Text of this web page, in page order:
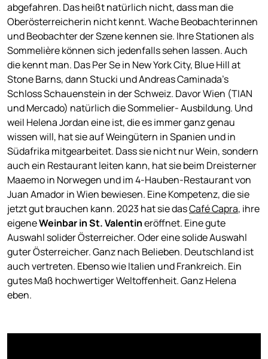
abgefahren. Das heißt natürlich nicht, dass man die
Oberösterreicherin nicht kennt. Wache Beobachterinnen
und Beobachter der Szene kennen sie. Ihre Stationen als
Sommelière können sich jedenfalls sehen lassen. Auch
die kennt man. Das Per Se in New York City, Blue Hill at
Stone Barns, dann Stucki und Andreas Caminada’s
Schloss Schauenstein in der Schweiz. Davor Wien (TIAN
und Mercado) natürlich die Sommelier- Ausbildung. Und
weil Helena Jordan eine ist, die es immer ganz genau
wissen will, hat sie auf Weingütern in Spanien und in
Südafrika mitgearbeitet. Dass sie nicht nur Wein, sondern
auch ein Restaurant leiten kann, hat sie beim Dreisterner
Maaemo in Norwegen und im 4-Hauben-Restaurant von
Juan Amador in Wien bewiesen. Eine Kompetenz, die sie
jetzt gut brauchen kann. 2023 hat sie dasCafé Capra, ihre
eigeneWeinbar in St. Valentineröffnet. Eine gute
Auswahl solider Österreicher. Oder eine solide Auswahl
guter Österreicher. Ganz nach Belieben. Deutschland ist
auch vertreten. Ebenso wie Italien und Frankreich. Ein
gutes Maß hochwertiger Weltoffenheit. Ganz Helena
eben.